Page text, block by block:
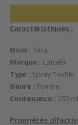
Caractéristiques :
Nom : Yara
Marque : Lattafa
Type : Spray Textile
Genre : Femme
Contenance : 250 ml
Propriétés